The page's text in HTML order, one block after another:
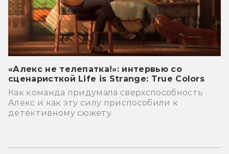
«Алекс не телепатка!»: интервью со
сценаристкой Life is Strange: True Colors
Как команда придумала сверхспособность
Алекс и как эту силу приспособили к
детективному сюжету.